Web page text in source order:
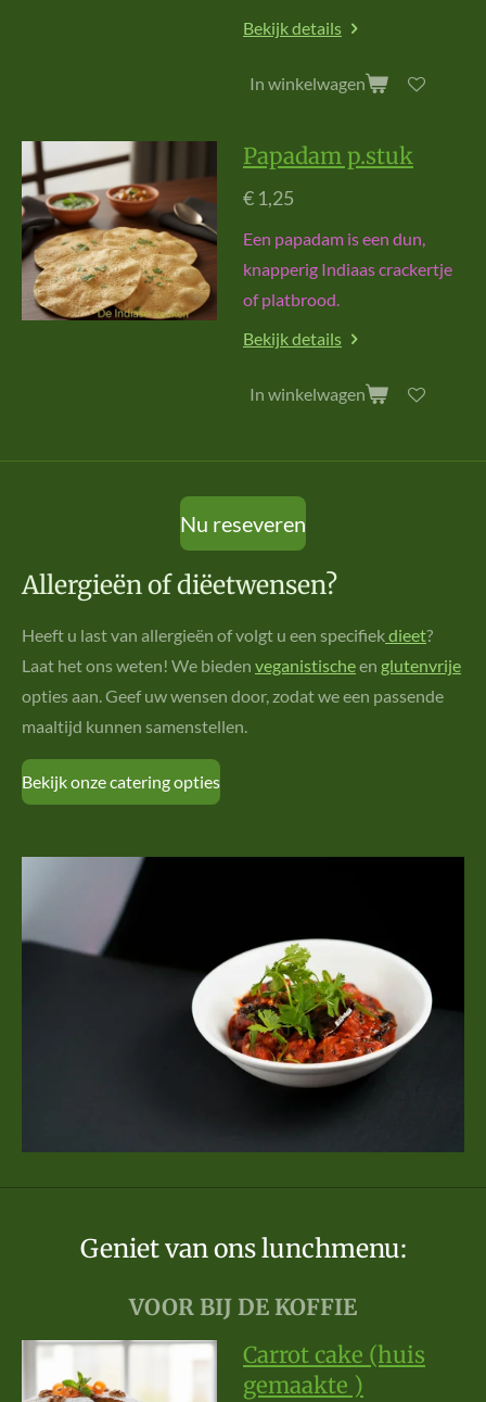
Bekijk details
In winkelwagen
Papadam p.stuk
€ 1,25
Een papadam is een dun,
knapperig Indiaas crackertje
of platbrood.
Bekijk details
In winkelwagen
Nu reseveren
Allergieën of diëetwensen?
Heeft u last van allergieën of volgt u een specifiekdieet?
Laat het ons weten! We bieden veganistischeen glutenvrije
opties aan. Geef uw wensen door, zodat we een passende
maaltijd kunnen samenstellen.
Bekijk onze catering opties
Geniet van ons lunchmenu:
VOOR BIJ DE KOFFIE
Carrot cake (huis
gemaakte )